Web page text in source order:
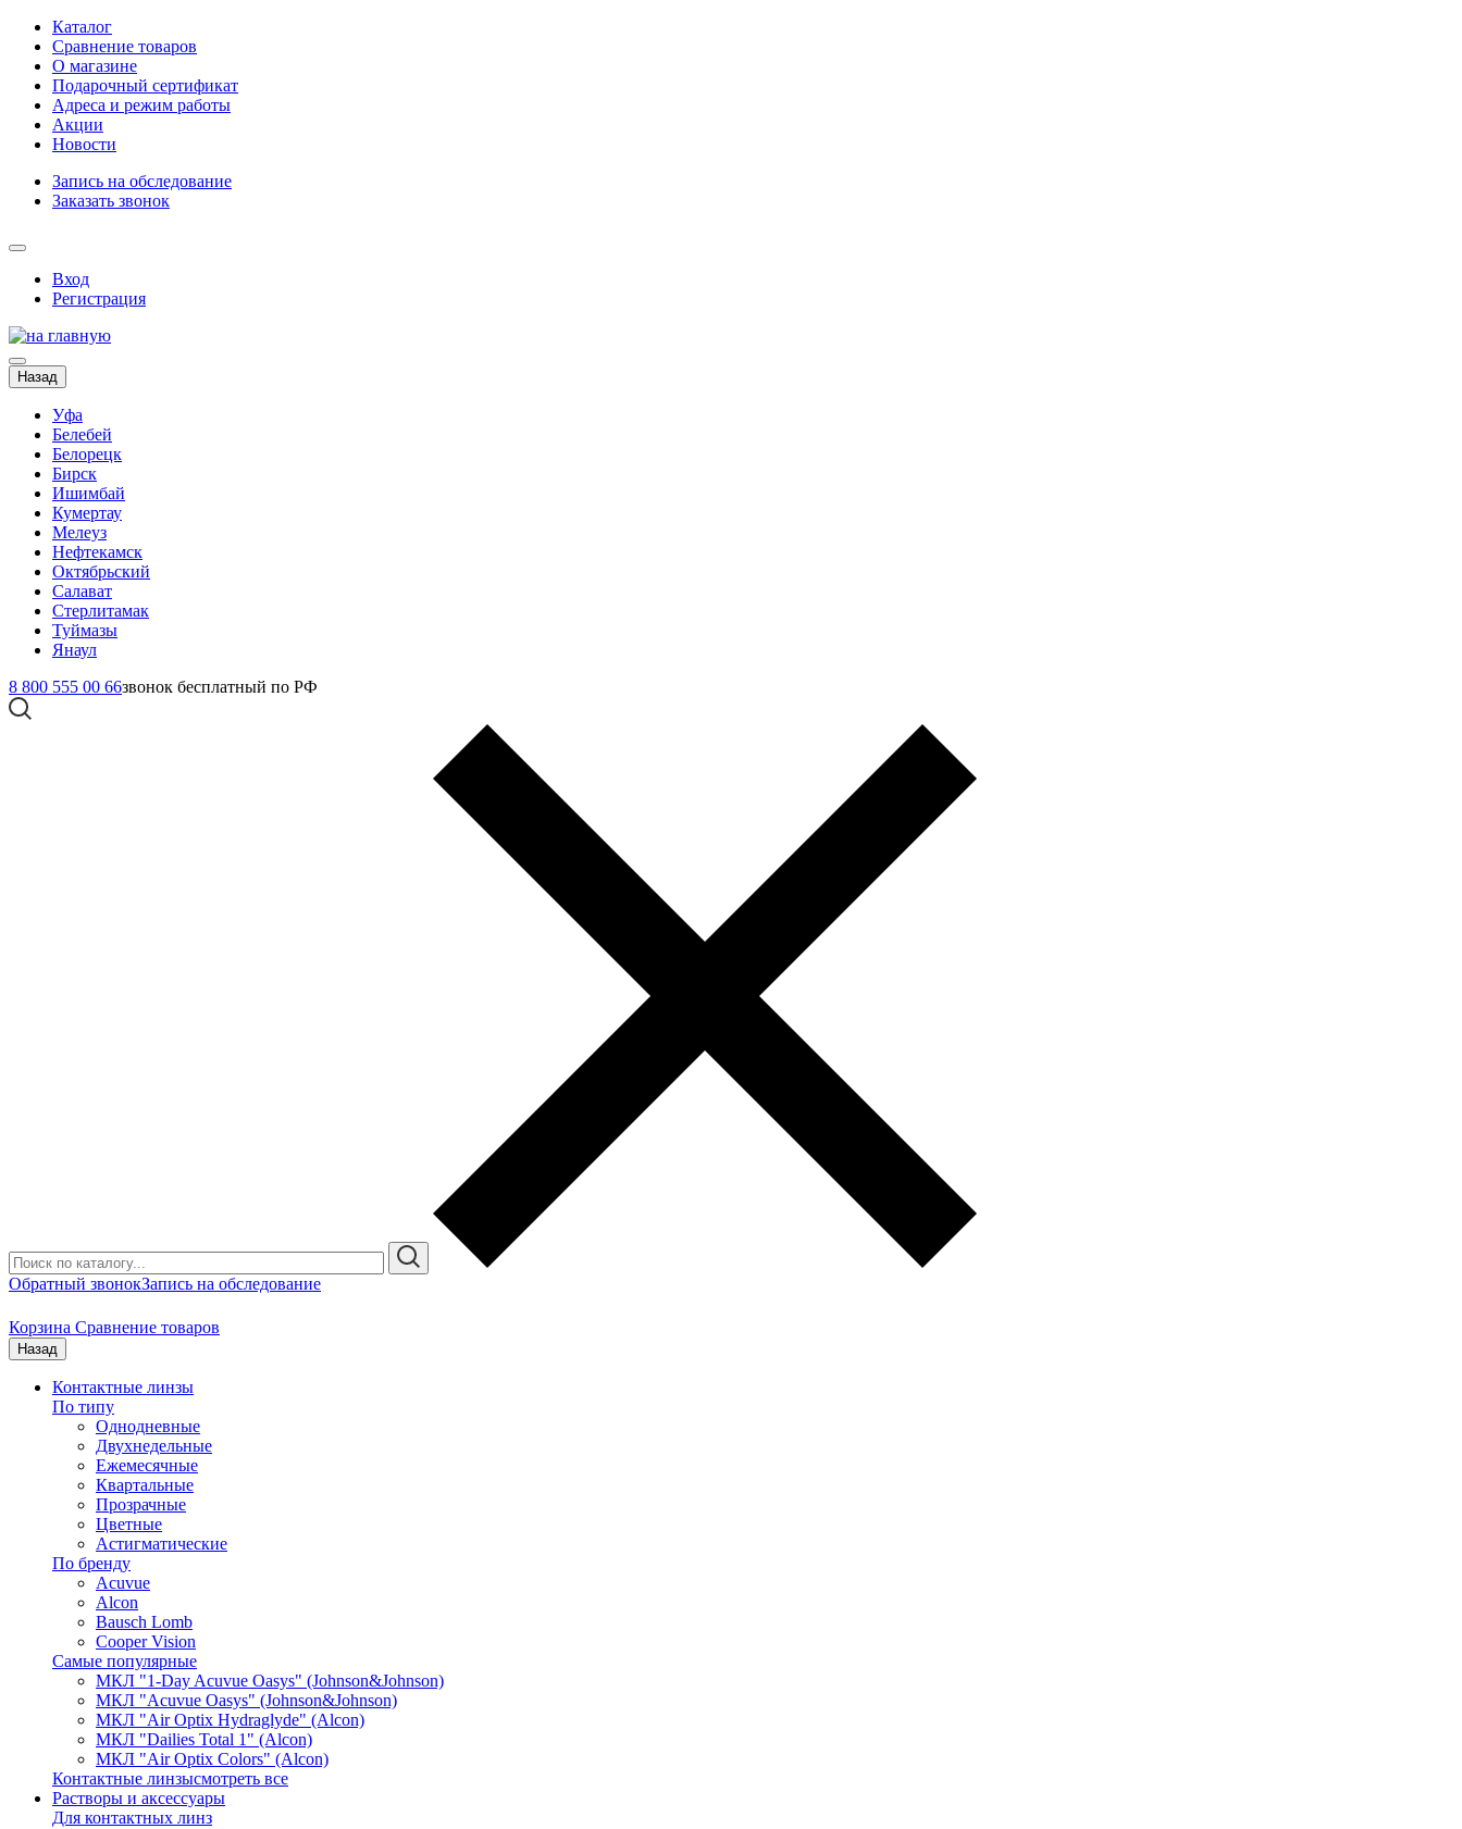
Каталог
Сравнение товаров
О магазине
Подарочный сертификат
Адреса и режим работы
Акции
Новости
Запись на обследование
Заказать звонок
Вход
Регистрация
Назад
Уфа
Белебей
Белорецк
Бирск
Ишимбай
Кумертау
Мелеуз
Нефтекамск
Октябрьский
Салават
Стерлитамак
Туймазы
Янаул
8 800 555 00 66звонок бесплатный по РФ
Обратный звонокЗапись на обследование
Корзина Сравнение товаров
Назад
Контактные линзы
По типу
Однодневные
Двухнедельные
Ежемесячные
Квартальные
Прозрачные
Цветные
Астигматические
По бренду
Acuvue
Alcon
Bausch Lomb
Cooper Vision
Самые популярные
МКЛ "1-Day Acuvue Oasys" (Johnson&Johnson)
МКЛ "Acuvue Oasys" (Johnson&Johnson)
МКЛ "Air Optix Hydraglyde" (Alcon)
МКЛ "Dailies Total 1" (Alcon)
МКЛ "Air Optix Colors" (Alcon)
Контактные линзысмотреть все
Растворы и аксессуары
Для контактных линз